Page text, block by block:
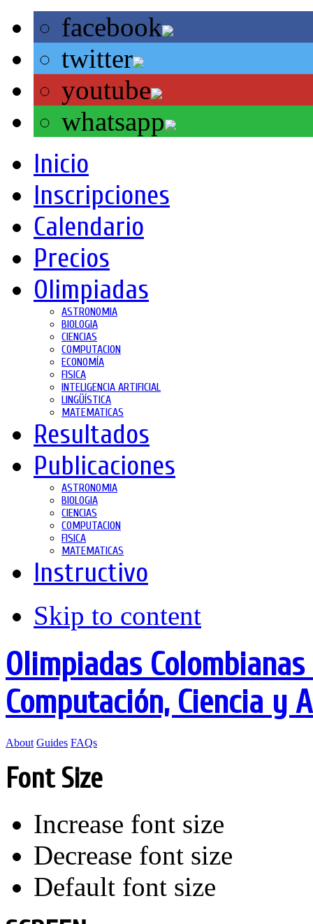
facebook
twitter
youtube
whatsapp
Inicio
Inscripciones
Calendario
Precios
Olimpiadas
ASTRONOMIA
BIOLOGIA
CIENCIAS
COMPUTACION
ECONOMÍA
FISICA
INTELIGENCIA ARTIFICIAL
LINGÜÍSTICA
MATEMATICAS
Resultados
Publicaciones
ASTRONOMIA
BIOLOGIA
CIENCIAS
COMPUTACION
FISICA
MATEMATICAS
Instructivo
Skip to content
Olimpiadas
Computación, Ciencia y
About Guides FAQs
Font Size
Increase font size
Decrease font size
Default font size